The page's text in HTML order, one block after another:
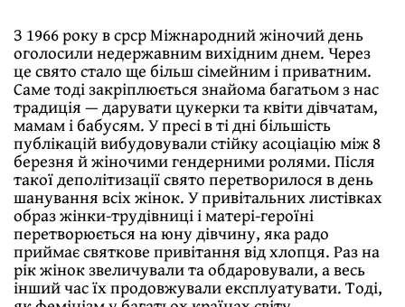
З 1966 року в срср Мiжнародний жiночий день
оголосили недержавним вихiдним днем. Через
це свято стало ще бiльш сiмейним i приватним.
Саме тодi закрiплюється знайома багатьом з нас
традицiя — дарувати цукерки та квiти дiвчатам,
мамам i бабусям. У пресi в тi днi бiльшiсть
публiкацiй вибудовували стiйку асоцiацiю мiж 8
березня й жiночими гендерними ролями. Пiсля
такої деполiтизацiї свято перетворилося в день
шанування всiх жiнок. У привiтальних листiвках
образ жiнки-трудiвницi i матерi-героїнi
перетворюється на юну дiвчину, яка радо
приймає святкове привiтання вiд хлопця. Раз на
рiк жiнок звеличували та обдаровували, а весь
iнший час їх продовжували експлуатувати. Тодi,